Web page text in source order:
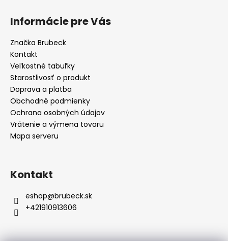
Informácie pre Vás
Značka Brubeck
Kontakt
Veľkostné tabuľky
Starostlivosť o produkt
Doprava a platba
Obchodné podmienky
Ochrana osobných údajov
Vrátenie a výmena tovaru
Mapa serveru
Kontakt
eshop@brubeck.sk
+421910913606